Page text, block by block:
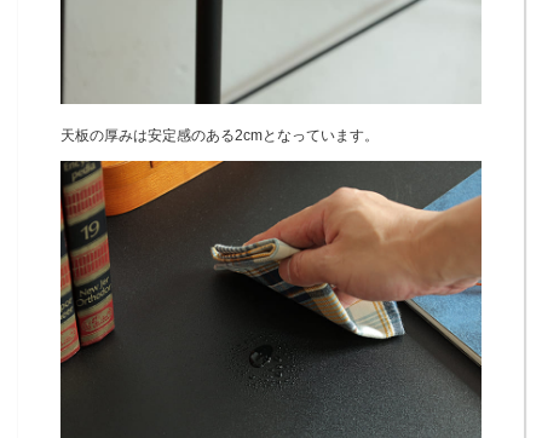
天板の厚みは安定感のある2cmとなっています。